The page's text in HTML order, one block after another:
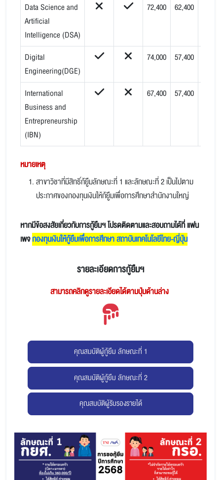
Data Science and
Artificial
Intelligence (DSA)
72,400 62,400
Digital
Engineering(DGE)
74,000 57,400
International
Business and
Entrepreneurship
(IBN)
67,400 57,400
หมายเหตุ
สาขาวิชาที่มีสิทธ์ิก้ยูืมลักษณะที่ 1 และลักษณะที่ 2 เป็นไปตาม
ประกาศของกองทุนเงินให้ก้ยูืมเพื่อการศึกษาสำนักงานใหญ่
หากมีข้อสงสัยเกี่ยวกับการกู้ยืมฯ โปรดติดตามและสอบถามได้ที่ แฟน
เพจกองทุนเงินให้กู้ยืมเพื่อการศึกษา สถาบันเทคโนโลยีไทย-ญี่ปุ่น
รายละเอียดการกู้ยืมฯ
สามารถคลิกดูรายละเอียดได้ตามปุ่มด้านล่าง
คุณสมบัติผู้กู้ยืม ลักษณะที่ 1
คุณสมบัติผู้กู้ยืม ลักษณะที่ 2
คุณสมบัติผู้รับรองรายได้